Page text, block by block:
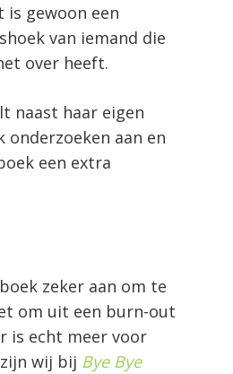
is gewoon een
van iemand die
over heeft.
naast haar eigen
onderzoeken aan en
een extra
zeker aan om te
om uit een burn-out
is echt meer voor
wij bij Bye Bye